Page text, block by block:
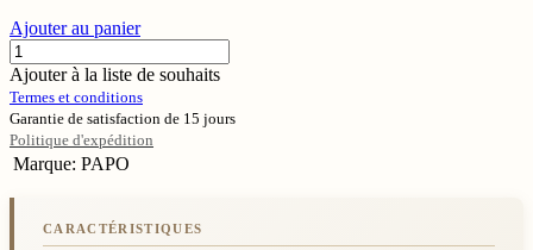
Ajouter au panier
Ajouter à la liste de souhaits
Termes et conditions
Garantie de satisfaction de 15 jours
Politique d'expédition
Marque: PAPO